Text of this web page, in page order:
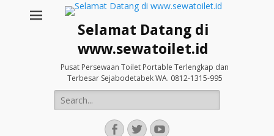
Selamat Datang di
www.sewatoilet.id
Pusat Persewaan Toilet Portable Terlengkap dan
Terbesar Sejabodetabek WA. 0812-1315-995
Search
for:
Facebook
TwitterYouTube